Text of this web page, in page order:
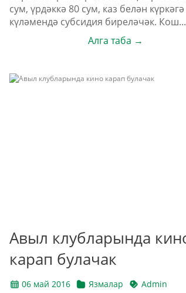
сум, үрдәккә 80 сум, каз белән
күләмендә субсидия биреләчәк. Кош...
Алга таба →
Авыл клубларында
карап булачак
06 май 2016 Язмалар Admin